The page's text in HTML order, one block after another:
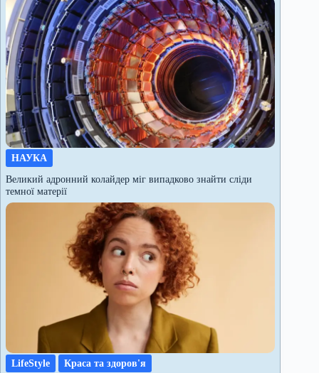
НАУКА
Великий адронний колайдер міг випадково знайти сліди
темної матерії
LifeStyle Краса та здоров'я